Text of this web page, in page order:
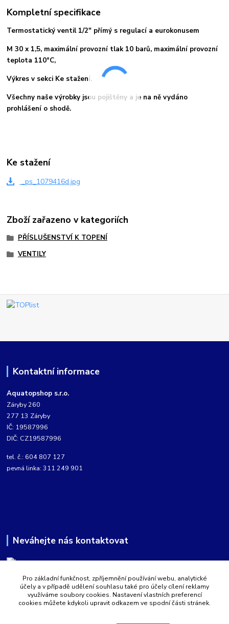
Kompletní specifikace
Termostatický ventil 1/2" přímý s regulací a eurokonusem
M 30 x 1,5, maximální provozní tlak 10 barů, maximální provozní
teplota 110°C,
Výkres v sekci Ke stažení.
Všechny naše výrobky jsou pojištěny a je na ně vydáno
prohlášení o shodě.
Ke stažení
_ps_1079416d.jpg
Zboží zařazeno v kategoriích
PŘÍSLUŠENSTVÍ K TOPENÍ
VENTILY
Kontaktní informace
Aquatopshop s.r.o.
Záryby 260
277 13 Záryby
IČ: 19587996
DIČ: CZ19587996
tel. č.: 604 807 127
pevná linka: 311 249 901
Neváhejte nás kontaktovat
Martin Kabíček
8:00 - 16:00 hod.
Pro základní funkčnost, zpříjemnění používání webu, analytické
účely a v případě udělení souhlasu také pro účely cílení reklamy
využíváme soubory cookies. Nastavení vlastních preferencí
cookies můžete kdykoli upravit odkazem ve spodní části stránek.